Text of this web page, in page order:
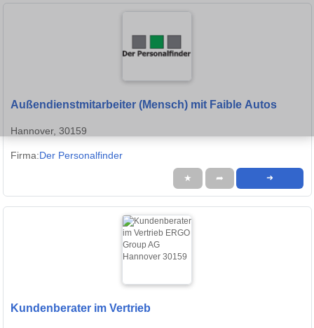
Außendienstmitarbeiter (Mensch) mit Faible Autos
Hannover, 30159
Firma:Der Personalfinder
★ ➦ ➜
Kundenberater im Vertrieb